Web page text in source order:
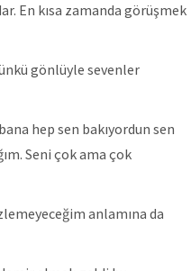
En kısa zamanda görüşmek
gönlüyle sevenler
hep sen bakıyordun sen
Seni çok ama çok
anlamına da